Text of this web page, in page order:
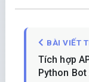
BÀI VIẾT
Tích hợp
Python